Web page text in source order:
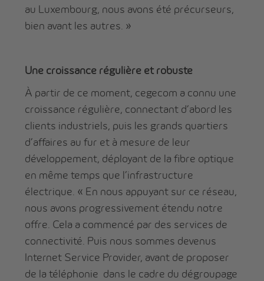
au Luxembourg, nous avons été précurseurs,
bien avant les autres. »
Une croissance régulière et robuste
À partir de ce moment, cegecom a connu une
croissance régulière, connectant d’abord les
clients industriels, puis les grands quartiers
d’affaires au fur et à mesure de leur
développement, déployant de la fibre optique
en même temps que l’infrastructure
électrique. « En nous appuyant sur ce réseau,
nous avons progressivement étendu notre
offre. Cela a commencé par des services de
connectivité. Puis nous sommes devenus
Internet Service Provider, avant de proposer
de la téléphonie dans le cadre du dégroupage